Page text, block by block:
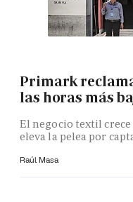
Primark
las horas más
El negocio textil crece
eleva la pelea por
Raúl Masa